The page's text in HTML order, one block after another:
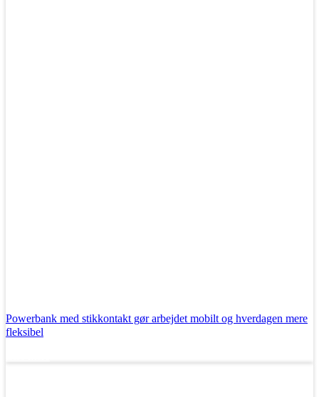
Powerbank med stikkontakt gør arbejdet mobilt og hverdagen mere
fleksibel